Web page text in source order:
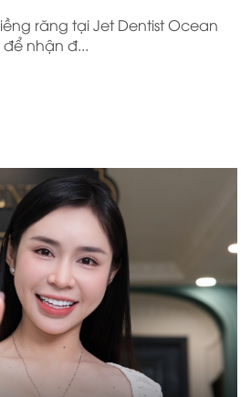
răng tại Jet Dentist Ocean
nhận đ...